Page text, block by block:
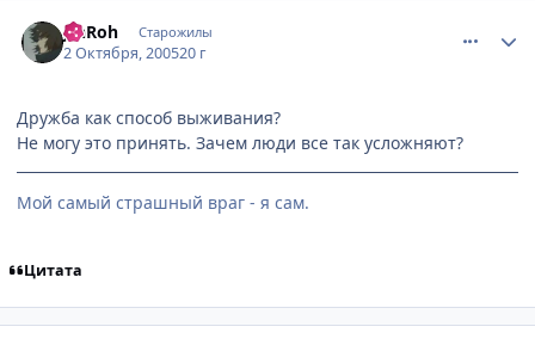
JInRoh Старожилы
2 Октября, 200520 г
Дружба как способ выживания?
Не могу это принять. Зачем люди все так усложняют?
Мой самый страшный враг - я сам.
Цитата